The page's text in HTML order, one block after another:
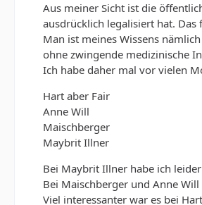
Aus meiner Sicht ist die
ausdrücklich legalisiert hat. Das
Man ist meines Wissens
ohne zwingende medizinische
Ich habe daher mal vor vielen
Hart aber Fair
Anne Will
Maischberger
Maybrit Illner
Bei Maybrit Illner habe ich
Bei Maischberger und Anne
Viel interessanter war es bei